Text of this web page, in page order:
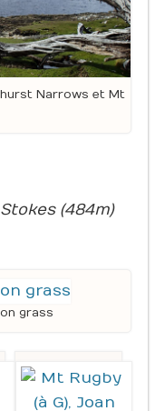
Narrows et Mt
(484m)
grass